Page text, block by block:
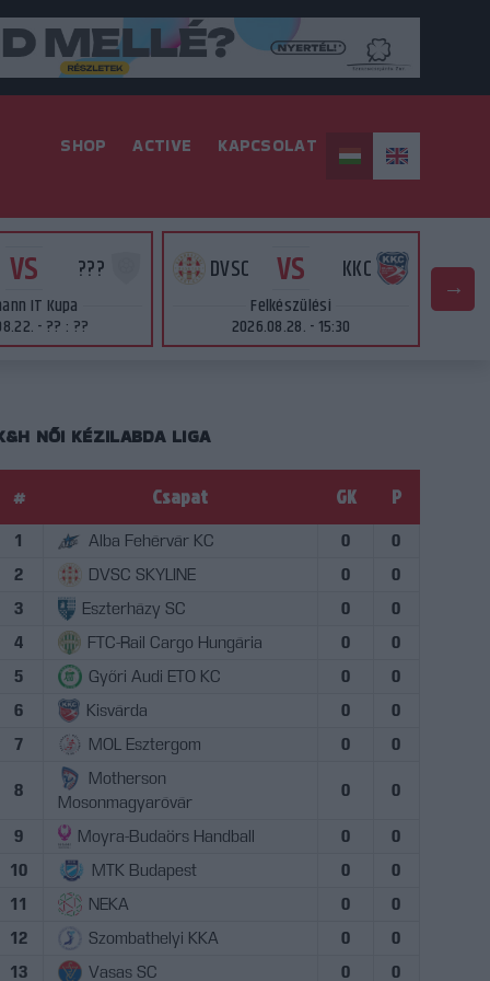
SHOP ACTIVE KAPCSOLAT
VS ???
IT Kupa
- ?? : ??
DVSC VS KKC
Felkészülési
2026.08.28. - 15:30
NŐI KÉZILABDA LIGA
# Csapat GK P
1 Alba Fehérvár KC 0
0
2
DVSC SKYLINE 0
0
3
Eszterházy SC 0
0
4
FTC-Rail Cargo Hungária 0
0
5
Győri Audi ETO KC 0
0
6
Kisvárda 0
0
7
MOL Esztergom 0 0
8
Motherson
Mosonmagyaróvár
0 0
9 Moyra-Budaörs Handball 0
0
10
MTK Budapest 0
0
11
NEKA 0
0
12
Szombathelyi KKA 0
0
13
Vasas SC 0
0